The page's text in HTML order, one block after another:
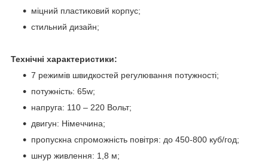
міцний пластиковий корпус;
стильний дизайн;
Технічні характеристики:
7 режимів швидкостей регулювання потужності;
потужність: 65w;
напруга: 110 – 220 Вольт;
двигун: Німеччина;
пропускна спроможність повітря: до 450-800 куб/год;
шнур живлення: 1,8 м;